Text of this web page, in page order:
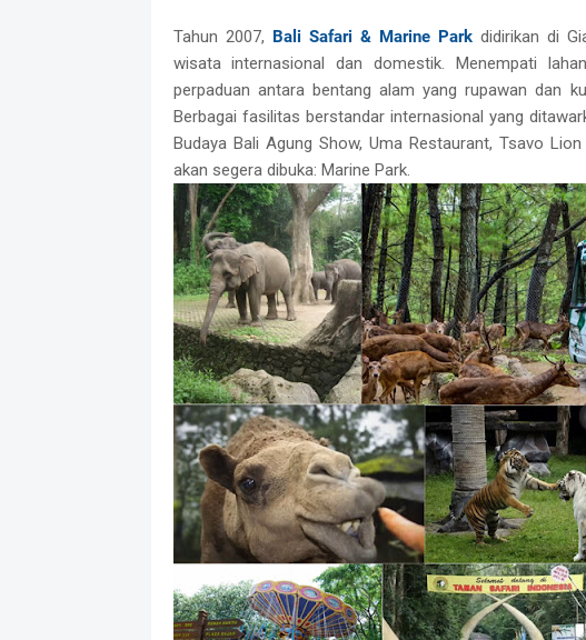
Tahun 2007, Bali Safari & Marine Parkdidirikan di
wisata internasional dan domestik. Menempati
perpaduan antara bentang alam yang rupawan dan
Berbagai fasilitas berstandar internasional yang
Budaya Bali Agung Show, Uma Restaurant, Tsavo
akan segera dibuka: Marine Park.